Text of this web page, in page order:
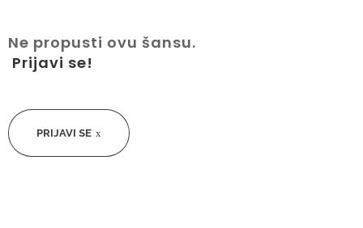
Ne propusti ovu šansu.
Prijavi se!
PRIJAVI SE